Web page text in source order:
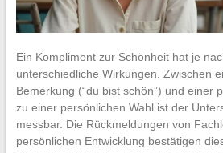
Ein Kompliment zur Schönheit hat je
unterschiedliche Wirkungen. Zwischen
Bemerkung (“du bist schön”) und einer
zu einer persönlichen Wahl ist der
messbar. Die Rückmeldungen von
persönlichen Entwicklung bestätigen